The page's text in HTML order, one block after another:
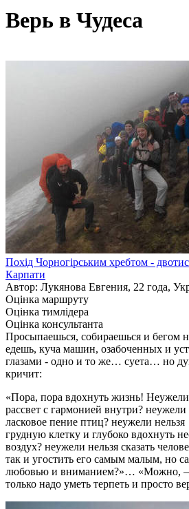
Верь в Чудеса
Похід Чорногірським хребтом -
Карпати
Автор: Лукянова Евгения, 22 года,
Оцінка маршруту
Оцінка тимлідера
Оцінка консультанта
Просыпаешься, собираешься и бегом
едешь, куча машин, озабоченных и
глазами - одно и то же… суета… но
кричит:
«Пора, пора вдохнуть жизнь! Неужели
рассвет с гармонией внутри? неужели
ласковое пение птиц? неужели
грудную клетку и глубоко вдохнуть
воздух? неужели нельзя сказать
так и угостить его самым малым, но
любовью и вниманием?»… «Можно, –
только надо уметь терпеть и просто